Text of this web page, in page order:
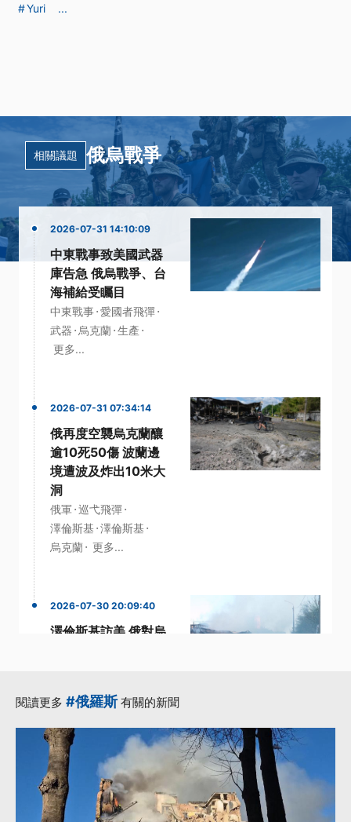
Yuri
...
相關議題 俄烏戰爭
2026-07-31 14:10:09
中東戰事致美國武器
庫告急 俄烏戰爭、台
海補給受矚目
中東戰事·愛國者飛彈·
武器 · 烏克蘭·生產 ·
更多...
2026-07-31 07:34:14
俄再度空襲烏克蘭釀
逾10死50傷 波蘭邊
境遭波及炸出10米大
洞
俄軍 ·巡弋飛彈·
澤倫斯基 ·澤倫斯基 ·
烏克蘭· 更多...
2026-07-30 20:09:40
澤倫斯基訪美 俄對烏
閱讀更多 #俄羅斯有關的新聞